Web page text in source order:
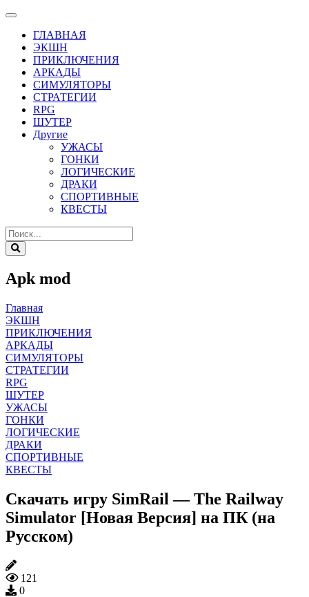
ГЛАВНАЯ
ЭКШН
ПРИКЛЮЧЕНИЯ
АРКАДЫ
СИМУЛЯТОРЫ
СТРАТЕГИИ
RPG
ШУТЕР
Другие
УЖАСЫ
ГОНКИ
ЛОГИЧЕСКИЕ
ДРАКИ
СПОРТИВНЫЕ
КВЕСТЫ
Apk mod
Главная
ЭКШН
ПРИКЛЮЧЕНИЯ
АРКАДЫ
СИМУЛЯТОРЫ
СТРАТЕГИИ
RPG
ШУТЕР
УЖАСЫ
ГОНКИ
ЛОГИЧЕСКИЕ
ДРАКИ
СПОРТИВНЫЕ
КВЕСТЫ
Скачать игру SimRail — The Railway
Simulator [Новая Версия] на ПК (на
Русском)
121
0